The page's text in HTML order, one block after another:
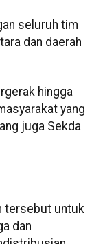
seluruh tim
dan daerah
hingga
yang
juga Sekda
tersebut untuk
dan